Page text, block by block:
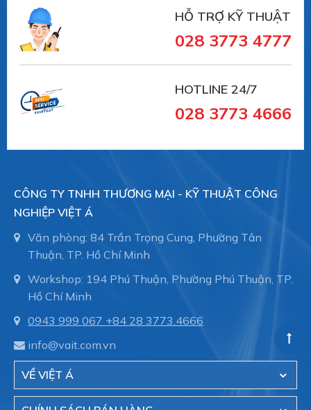
xử lý sự cố đường ống đến từ Thụy Sĩ. Straub đã có
trên 30 năm trong lĩnh vực sản xuất và cung ứng
trong lĩnh vực sử dụng khớp nối đường ống:
- Lĩnh vực đường ống xử lý nước thải, đường cống
ngầm.
- Hệ thông phòng cháy chữa cháy trong tòa nhà,
nhà xưởng.
ống.
Việt Á hiện là đại diện cũa hãng Straub - Thụy sĩ
tại Việt Nam.
HỖ TRỢ KỸ THUẬT
028 3773 4777
HOTLINE 24/7
028 3773 4666
CÔNG TY TNHH THƯƠNG MẠI - KỸ THUẬT CÔNG
NGHIỆP VIỆT Á
Văn phòng: 84 Trần Trọng Cung, Phường Tân
Thuận, TP. Hồ Chí Minh
Workshop: 194 Phú Thuận, Phường Phú Thuận, TP.
Hồ Chí Minh
0943 999 067 +84 28 3773.4666
info@vait.com.vn
VỀ VIỆT Á